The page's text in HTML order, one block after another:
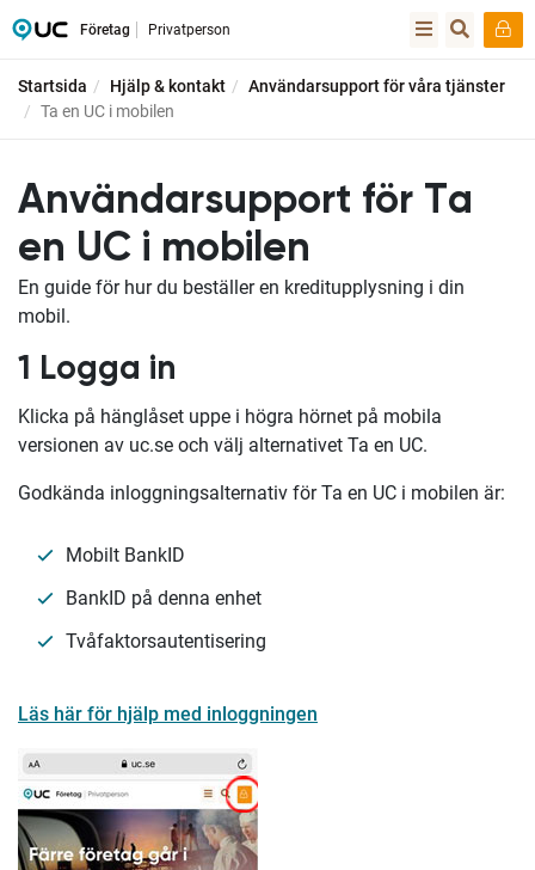
Företag Privatperson
Startsida Hjälp & kontakt
Användarsupport för våra tjänster
Ta en UC i mobilen
Användarsupport för Ta
en UC i mobilen
En guide för hur du beställer en kreditupplysning i din
mobil.
1 Logga in
Klicka på hänglåset uppe i högra hörnet på mobila
versionen av uc.se och välj alternativet Ta en UC.
Godkända inloggningsalternativ för Ta en UC i mobilen är:
Mobilt BankID
BankID på denna enhet
Tvåfaktorsautentisering
Läs här för hjälp med inloggningen